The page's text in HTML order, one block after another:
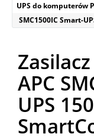
UPS do komputerów
SMC1500IC Smart-
APC
UPS